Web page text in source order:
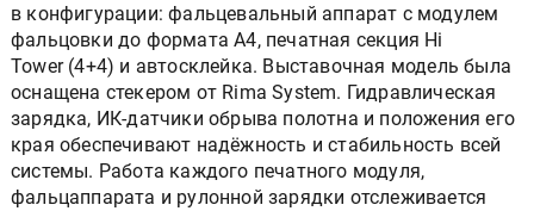
в конфигурации: фальцевальный аппарат с модулем
фальцовки до формата А4, печатная секция Hi
Tower (4+4) и автосклейка. Выставочная модель была
оснащена стекером от Rima System. Гидравлическая
зарядка, ИК-датчики обрыва полотна и положения его
края обеспечивают надёжность и стабильность всей
системы. Работа каждого печатного модуля,
фальцаппарата и рулонной зарядки отслеживается